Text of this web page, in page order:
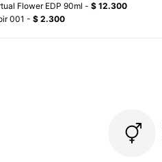
Flower EDP 90ml - $ 12.300
001 - $ 2.300